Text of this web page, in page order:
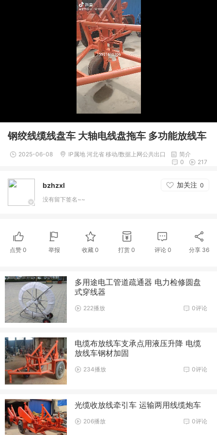
钢绞线缆线盘车 大轴电线盘拖车 多功能放线车
2025-06-08 IP属地 河北省 移动/数据上网公共出口
简介
217
0
bzhzxl 加关注 0
没有留下签名~~
点赞 0 举报 收藏0 打赏 0 评论 0 分享 36
多用途电工管道疏通器 电力检修圆盘
式穿线器
0评论
222播放
电缆布放线车支承点用液压升降 电缆
放线车钢材加固
0评论
234播放
光缆收放线牵引车 运输两用线缆炮车
0评论
206播放